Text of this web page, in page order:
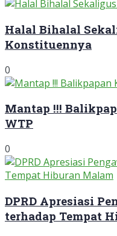
Halal Bihalal
Konstituennya
0
Mantap !!!
WTP
0
DPRD Apresiasi
terhadap Tempat